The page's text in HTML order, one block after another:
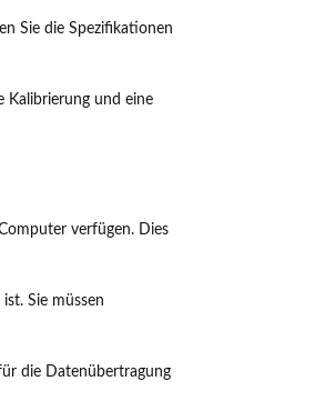
Sie die Spezifikationen
Kalibrierung und eine
verfügen. Dies
Sie müssen
die Datenübertragung